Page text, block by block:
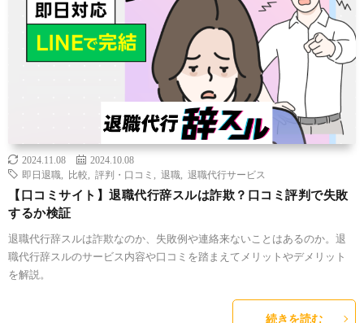
2024.11.08
2024.10.08
即日退職
比較 評判・口コミ 退職 退職代行サービス
【口コミサイト】退職代行辞スルは詐欺？口コミ評判で失敗
するか検証
退職代行辞スルは詐欺なのか、失敗例や連絡来ないことはあるのか。退
職代行辞スルのサービス内容や口コミを踏まえてメリットやデメリット
を解説。
続きを読む